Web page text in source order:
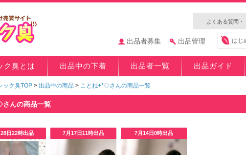
よくある質問・
出品者募集 出品管理 はじ
ク臭とは 出品中の下着 出品者一覧 出品ガイド
ック臭TOP > 出品中の商品 > ことね+*◇さんの商品一覧
んの商品一覧
日22時出品 7月17日11時出品 7月14日0時出品